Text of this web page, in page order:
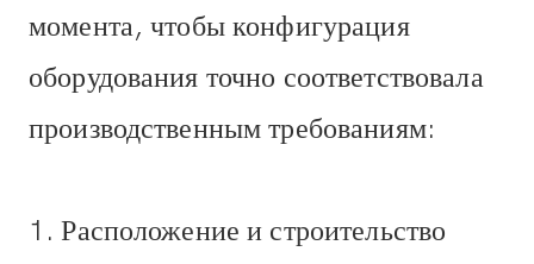
момента, чтобы конфигурация
оборудования точно соответствовала
производственным требованиям:
1. Расположение и строительство